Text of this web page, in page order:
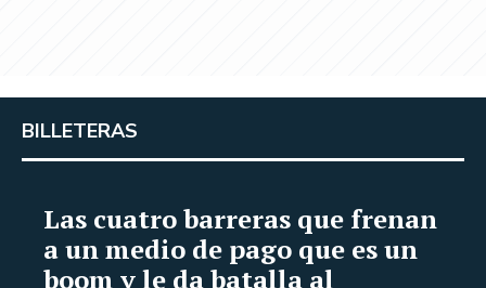
BILLETERAS
Las cuatro barreras que frenan
a un medio de pago que es un
boom y le da batalla al